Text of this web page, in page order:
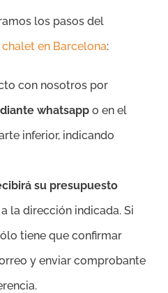
los pasos del
en Barcelona:
con nosotros por
whatsapp o en el
inferior, indicando
su presupuesto
la dirección indicada. Si
tiene que confirmar
y enviar comprobante